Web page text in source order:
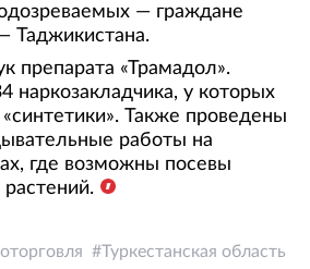
— граждане
Таджикистана.
препарата «Трамадол».
наркозакладчика, у которых
Также проведены
работы на
где возможны посевы
Туркестанская область